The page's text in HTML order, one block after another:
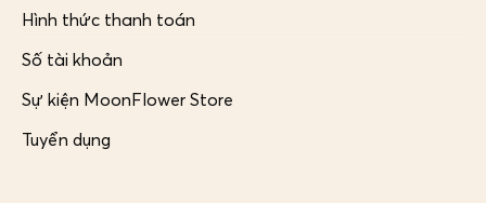
Hình thức thanh toán
Số tài khoản
Sự kiện MoonFlower Store
Tuyển dụng